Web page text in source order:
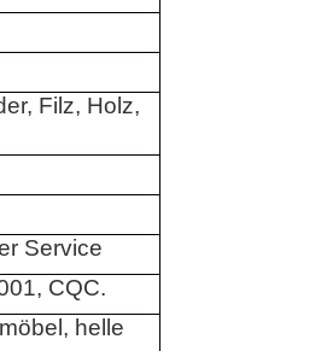
Filz, Holz,
Service
CQC.
helle